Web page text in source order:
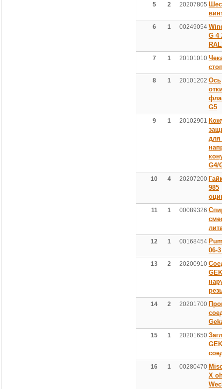
5 2 20207805
6 1 00249054
G 4
7 1 20101010
8 1 20101202 Ось
G5
9 1 20102901
G4/
10 4 20207200
985
11 1 00089326
12 1 00168454
06-
13 2 20200910
14 2 20201700
15 1 20201650
16 1 00280470
X